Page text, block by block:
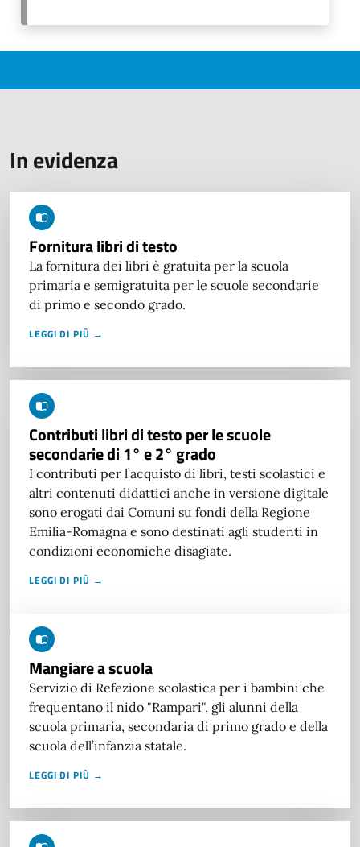
In evidenza
Fornitura libri di testo
La fornitura dei libri è gratuita per la scuola
primaria e semigratuita per le scuole secondarie
di primo e secondo grado.
LEGGI DI PIÙ →
Contributi libri di testo per le scuole
secondarie di 1° e 2° grado
I contributi per l’acquisto di libri, testi scolastici e
altri contenuti didattici anche in versione digitale
sono erogati dai Comuni su fondi della Regione
Emilia-Romagna e sono destinati agli studenti in
condizioni economiche disagiate.
LEGGI DI PIÙ →
Mangiare a scuola
Servizio di Refezione scolastica per i bambini che
frequentano il nido "Rampari", gli alunni della
scuola primaria, secondaria di primo grado e della
scuola dell’infanzia statale.
LEGGI DI PIÙ →